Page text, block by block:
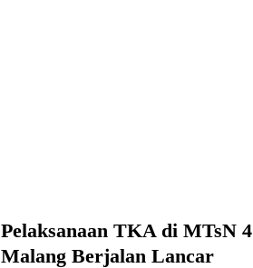
Pelaksanaan TKA di MTsN 4
Malang Berjalan Lancar